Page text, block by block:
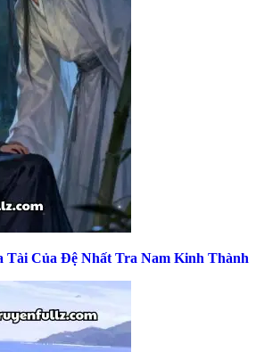
Tài Của Đệ Nhất Tra Nam Kinh Thành